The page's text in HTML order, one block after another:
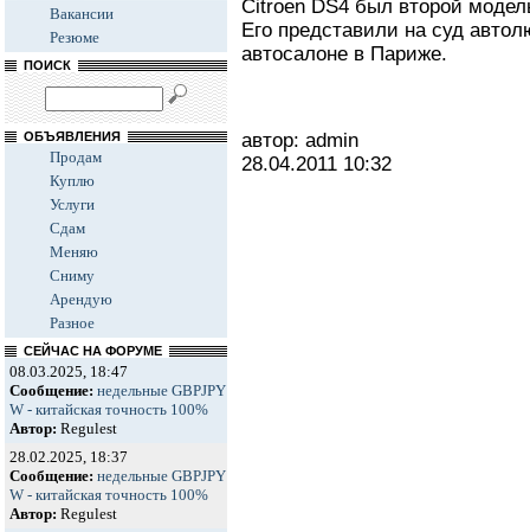
Вакансии
Резюме
ПОИСК
ОБЪЯВЛЕНИЯ
Продам
Куплю
Услуги
Сдам
Меняю
Сниму
Арендую
Разное
СЕЙЧАС НА ФОРУМЕ
08.03.2025, 18:47
Сообщение: недельные GBPJPY
W - китайская точность 100%
Автор: Regulest
28.02.2025, 18:37
Сообщение: недельные GBPJPY
W - китайская точность 100%
Автор: Regulest
Citroen DS4 был второй
Его представили на суд
автосалоне в Париже.
автор: admin
28.04.2011 10:32